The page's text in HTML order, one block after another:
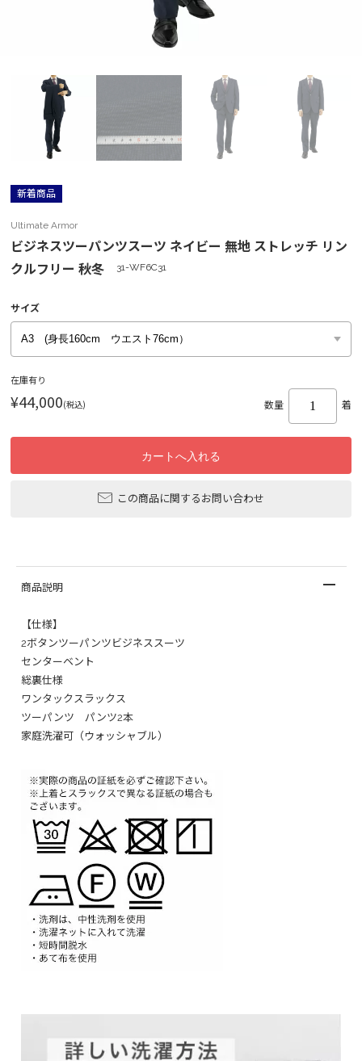
新着商品
Ultimate Armor
ビジネスツーパンツスーツ ネイビー 無地 ストレッチ リン
クルフリー 秋冬
31-WF6C31
サイズ
在庫有り
¥44,000(税込) 数量 着
この商品に関するお問い合わせ
商品説明
【仕様】
2ボタンツーパンツビジネススーツ
センターベント
総裏仕様
ワンタックスラックス
ツーパンツ パンツ2本
家庭洗濯可（ウォッシャブル）